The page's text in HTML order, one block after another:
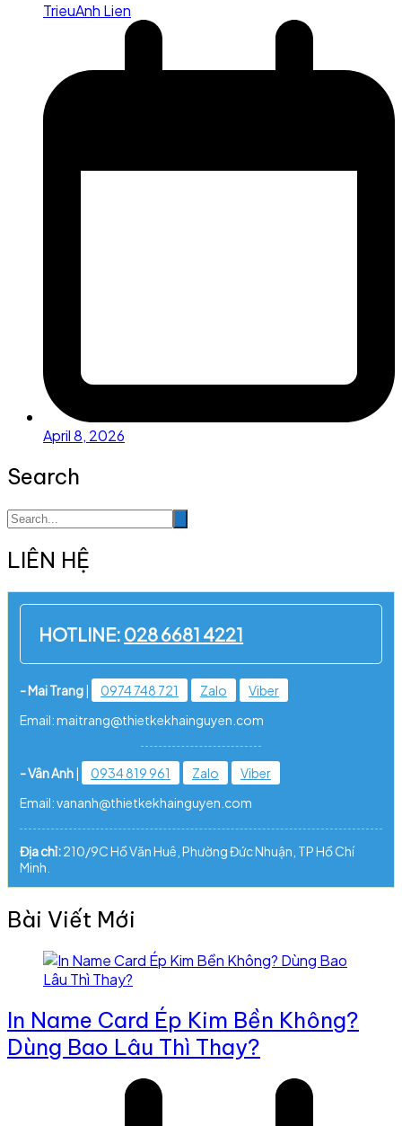
TrieuAnh Lien
April 8, 2026
Search
LIÊN HỆ
HOTLINE: 028 6681 4221
- Mai Trang| 0974 748 721 Zalo
Viber
Email: maitrang@thietkekhainguyen.com
- Vân Anh| 0934 819 961 Zalo
Viber
Email: vananh@thietkekhainguyen.com
Địa chỉ:210/9C Hồ Văn Huê, Phường Đức Nhuận, TP Hồ Chí
Minh.
Bài Viết Mới
In Name Card Ép Kim Bền Không?
Dùng Bao Lâu Thì Thay?